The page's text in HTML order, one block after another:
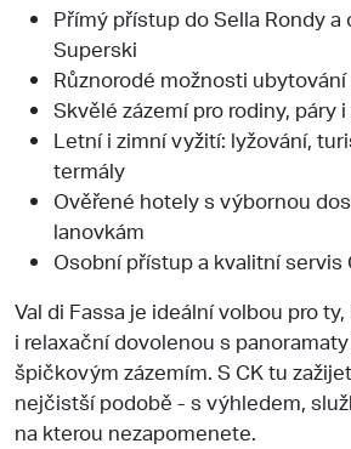
Přímý přístup do Sella Rondy
Superski
Různorodé možnosti
Skvělé zázemí pro rodiny, páry
Letní i zimní vyžití: lyžování,
termály
Ověřené hotely s výbornou
lanovkám
Osobní přístup a kvalitní servis
Val di Fassa je ideální volbou pro
i relaxační dovolenou s
špičkovým zázemím. S CK tu
nejčistší podobě - s výhledem,
na kterou nezapomenete.